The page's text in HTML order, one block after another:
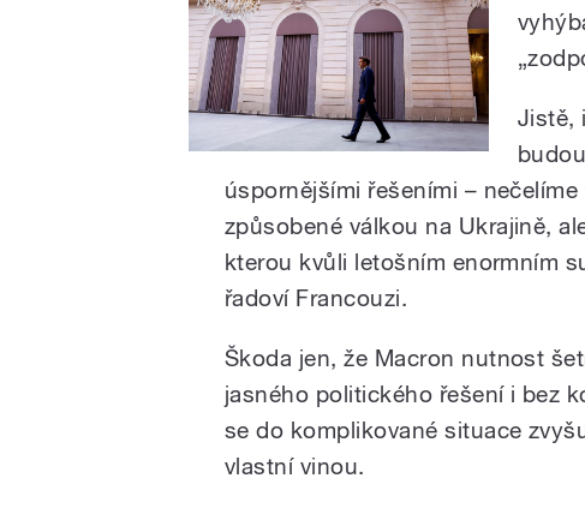
Jistě,
úspornějšími řešeními –
způsobené válkou na Ukrajině,
kterou kvůli letošním enormním
řadoví Francouzi.
Škoda jen, že Macron nutnost
jasného politického řešení i bez
se do komplikované situace
vlastní vinou.